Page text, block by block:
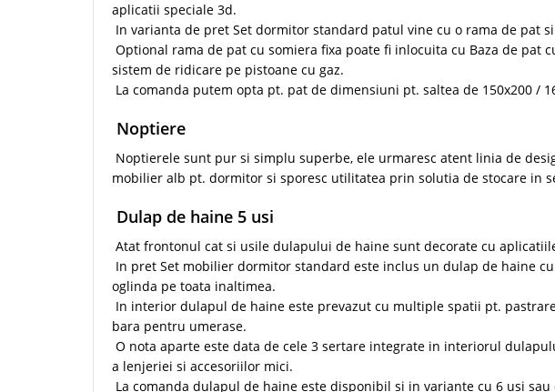
aplicatii speciale 3d.
In varianta de pret Set dormitor standard patul vine cu o rama de pat
Optional rama de pat cu somiera fixa poate fi inlocuita cu Baza de pat
sistem de ridicare pe pistoane cu gaz.
La comanda putem opta pt. pat de dimensiuni pt. saltea de 150x200 /
Noptiere
Noptierele sunt pur si simplu superbe, ele urmaresc atent linia de
mobilier alb pt. dormitor si sporesc utilitatea prin solutia de stocare in
Dulap de haine 5 usi
Atat frontonul cat si usile dulapului de haine sunt decorate cu
In pret Set mobilier dormitor standard este inclus un dulap de haine
oglinda pe toata inaltimea.
In interior dulapul de haine este prevazut cu multiple spatii pt.
bara pentru umerase.
O nota aparte este data de cele 3 sertare integrate in interiorul
a lenjeriei si accesoriilor mici.
La comanda dulapul de haine este disponibil si in variante cu 6 usi sau